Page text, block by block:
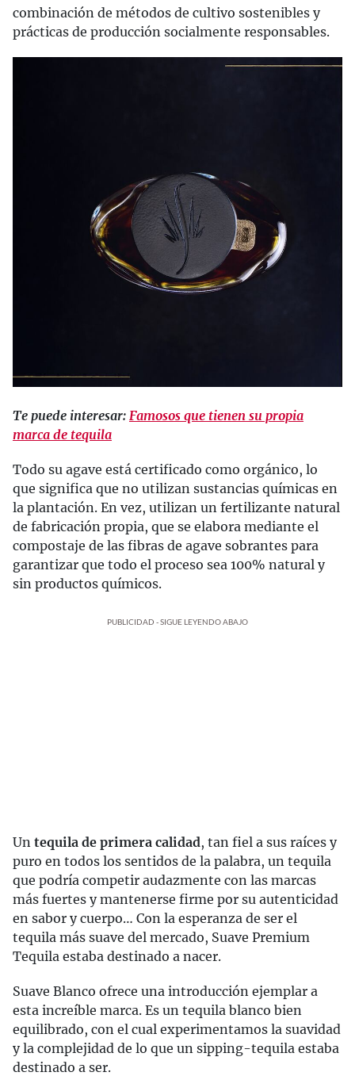
combinación de métodos de cultivo sostenibles y
prácticas de producción socialmente responsables.
Te puede interesar: Famosos que tienen su propia
marca de tequila
Todo su agave está certificado como orgánico, lo
que significa que no utilizan sustancias químicas en
la plantación. En vez, utilizan un fertilizante natural
de fabricación propia, que se elabora mediante el
compostaje de las fibras de agave sobrantes para
garantizar que todo el proceso sea 100% natural y
sin productos químicos.
PUBLICIDAD - SIGUE LEYENDO ABAJO
Un tequila de primera calidad, tan fiel a sus raíces y
puro en todos los sentidos de la palabra, un tequila
que podría competir audazmente con las marcas
más fuertes y mantenerse firme por su autenticidad
en sabor y cuerpo… Con la esperanza de ser el
tequila más suave del mercado, Suave Premium
Tequila estaba destinado a nacer.
Suave Blanco ofrece una introducción ejemplar a
esta increíble marca. Es un tequila blanco bien
equilibrado, con el cual experimentamos la suavidad
y la complejidad de lo que un sipping-tequila estaba
destinado a ser.